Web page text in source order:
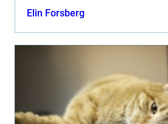
utan biverkningar. Med sin enkla...
Elin Forsberg